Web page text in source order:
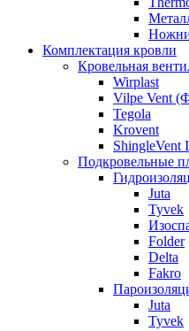
Комплектация кровли
Кровельная
Wirplast
Vilpe Vent
Tegola
Krovent
ShingleVent
Подкровельные
Juta
Tyvek
Folder
Delta
Fakro
Juta
Tyvek